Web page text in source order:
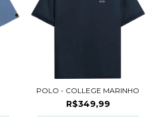
POLO - COLLEGE MARINHO
R$349,99